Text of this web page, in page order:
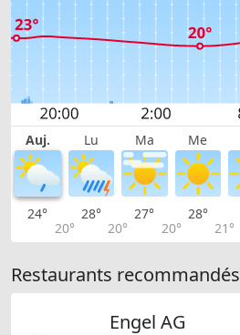
Auj. Lu Ma Me
24°
20°
28°
20°
27°
20°
28°
21°
Restaurants recommandés
Engel AG